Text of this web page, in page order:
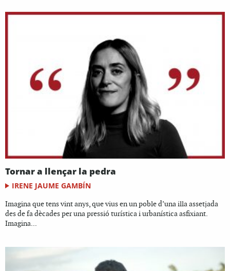
Tornar a llençar la pedra
IRENE JAUME GAMBÍN
Imagina que tens vint anys, que vius en un poble d’una illa assetjada
des de fa dècades per una pressió turística i urbanística asfixiant.
Imagina...